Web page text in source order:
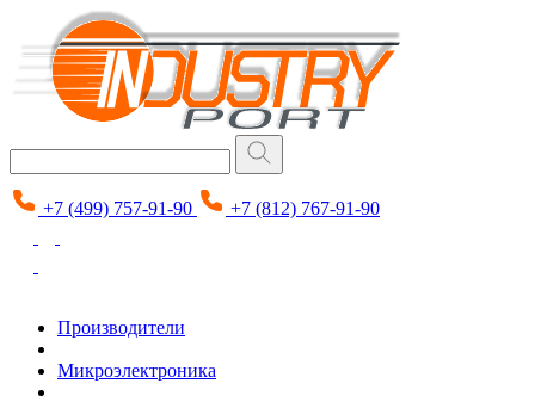
+7 (499) 757-91-90 +7 (812) 767-91-90
Производители
Микроэлектроника